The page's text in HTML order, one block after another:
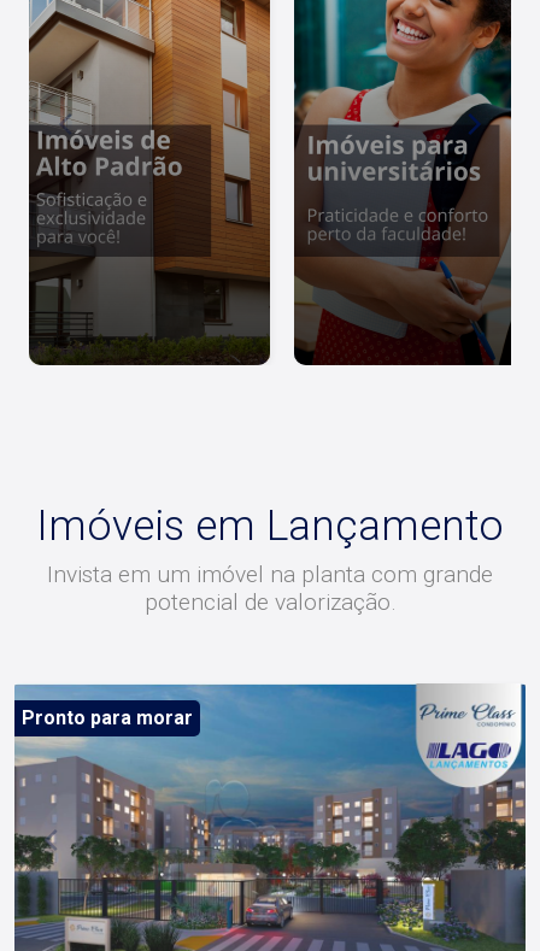
tomar um café conosco em uma de nossas três
lojas: Lago Vendas - Av. Presidente Vargas, 407,
Lago Locação - Rua Barão do Amazonas, 1700 e
Lago Administrativo/Cadastro - Rua Altino
Arantes, 644.
Imóveis em Lançamento
Invista em um imóvel na planta com grande
potencial de valorização.
Pronto para morar